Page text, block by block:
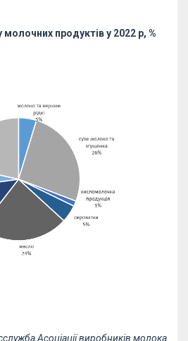
продуктів у 2022 р, %
Асоціації виробників молока